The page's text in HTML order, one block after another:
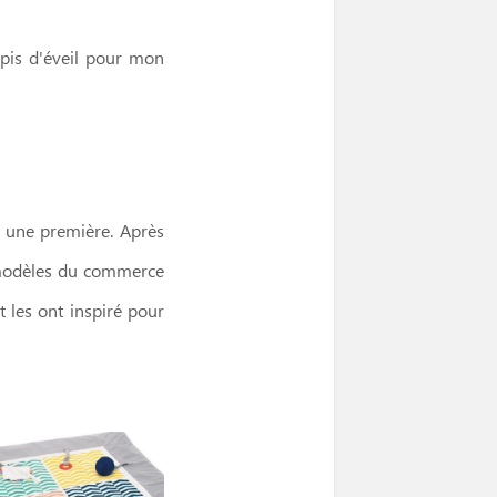
d'éveil pour mon
première. Après
du commerce
les ont inspiré pour